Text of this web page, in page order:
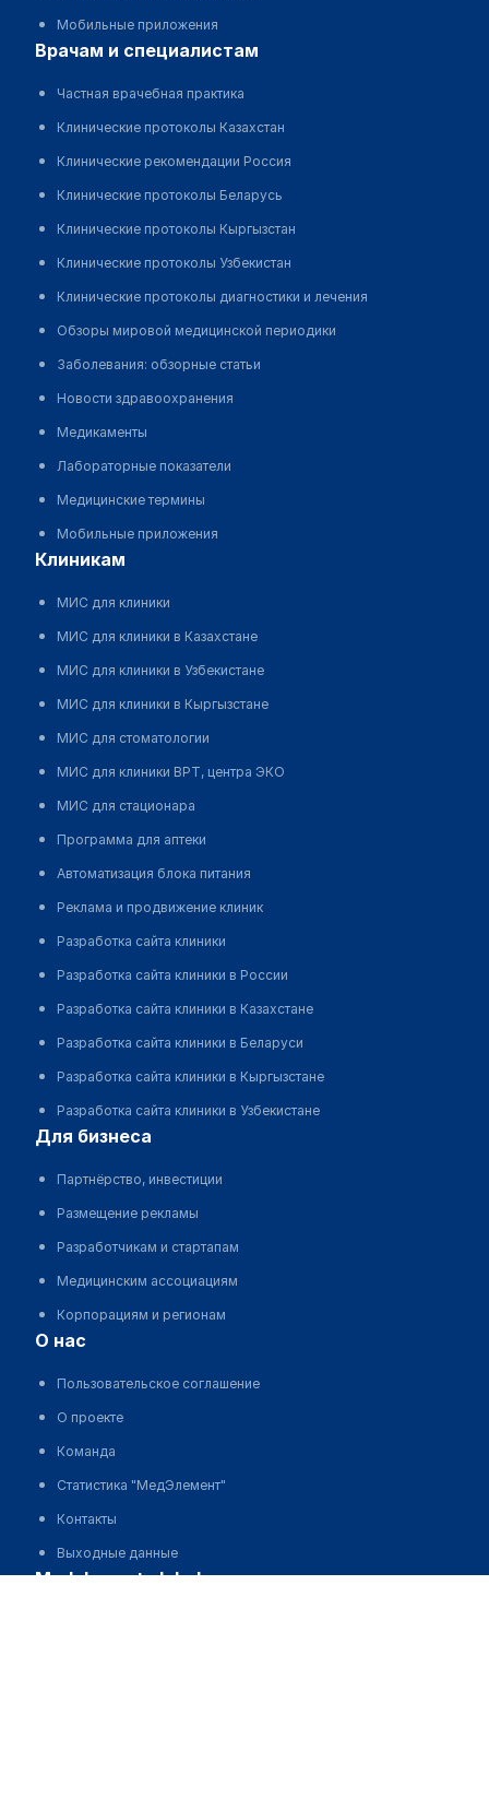
Мобильные приложения
врачам и специалистам
Частная врачебная практика
Клинические протоколы Казахстан
Клинические рекомендации Россия
Клинические протоколы Беларусь
Клинические протоколы Кыргызстан
Клинические протоколы Узбекистан
Клинические протоколы диагностики и лечения
Обзоры мировой медицинской периодики
Заболевания: обзорные статьи
Новости здравоохранения
Медикаменты
Лабораторные показатели
Медицинские термины
Мобильные приложения
клиникам
МИС для клиники
МИС для клиники в Казахстане
МИС для клиники в Узбекистане
МИС для клиники в Кыргызстане
МИС для стоматологии
МИС для клиники ВРТ, центра ЭКО
МИС для стационара
Программа для аптеки
Автоматизация блока питания
Реклама и продвижение клиник
Разработка сайта клиники
Разработка сайта клиники в России
Разработка сайта клиники в Казахстане
Разработка сайта клиники в Беларуси
Разработка сайта клиники в Кыргызстане
Разработка сайта клиники в Узбекистане
для бизнеса
Партнёрство, инвестиции
Размещение рекламы
Разработчикам и стартапам
Медицинским ассоциациям
Корпорациям и регионам
о нас
Пользовательское соглашение
О проекте
Команда
Статистика "МедЭлемент"
Контакты
Выходные данные
medelement global